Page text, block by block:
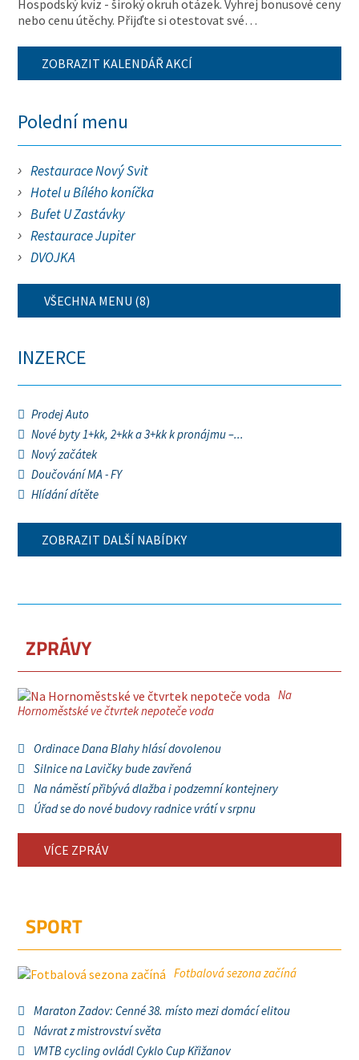
Hospodský kvíz - široký okruh otázek. Vyhrej bonusové ceny
nebo cenu útěchy. Přijďte si otestovat své…
ZOBRAZIT KALENDÁŘ AKCÍ
Polední menu
Restaurace Nový Svit
Hotel u Bílého koníčka
Bufet U Zastávky
Restaurace Jupiter
DVOJKA
VŠECHNA MENU (8)
INZERCE
Prodej Auto
Nové byty 1+kk, 2+kk a 3+kk k pronájmu –...
Nový začátek
Doučování MA - FY
Hlídání dítěte
ZOBRAZIT DALŠÍ NABÍDKY
ZPRÁVY
Na
Hornoměstské ve čtvrtek nepoteče voda
Ordinace Dana Blahy hlásí dovolenou
Silnice na Lavičky bude zavřená
Na náměstí přibývá dlažba i podzemní kontejnery
Úřad se do nové budovy radnice vrátí v srpnu
VÍCE ZPRÁV
SPORT
Fotbalová sezona začíná
Maraton Zadov: Cenné 38. místo mezi domácí elitou
Návrat z mistrovství světa
VMTB cycling ovládl Cyklo Cup Křižanov